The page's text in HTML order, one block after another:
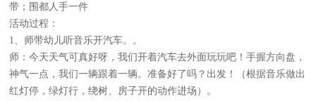
带；围都人手一件
活动过程：
1、师带幼儿听音乐开汽车。。
师：今天天气可真好呀，我们开着汽车去外面玩玩吧！手握方向盘，
神气一点，我们一辆跟着一辆。准备好了吗？出发！（根据音乐做出
红灯停，绿灯行，绕树、房子开的动作进场）。